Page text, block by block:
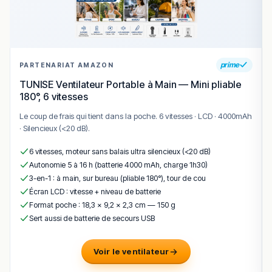
Les produits sont-ils locaux ?
Le restaurant propose-t-il des produits de
Quel est le prix moyen ?
Conclusion
Saveurs Marines, restaurant de coquillages et de
crustacés à La Grande-Mottes’inscrit comme une
bonne adresse à découvrir parmi les tables de La
Grande-Motte, avec son identité culinaire propre et son
savoir-faire reconnu. La maison a su séduire tant les
quête d’une expérience authentique, ancrée dans la
culture méditerranéenne et l’art de vivre balnéaire.
PARTENARIAT AMAZON prime
TUNISE Ventilateur Portable à Main — Mini pliable
180°, 6 vitesses
Le coup de frais qui tient dans la poche. 6 vitesses · LCD · 4000mAh
· Silencieux (<20 dB).
6 vitesses, moteur sans balais ultra silencieux (<20 dB)
Autonomie 5 à 16 h (batterie 4000 mAh, charge 1h30)
3-en-1 : à main, sur bureau (pliable 180°), tour de cou
Écran LCD : vitesse + niveau de batterie
Format poche : 18,3 × 9,2 × 2,3 cm — 150 g
Sert aussi de batterie de secours USB
Voir le ventilateur